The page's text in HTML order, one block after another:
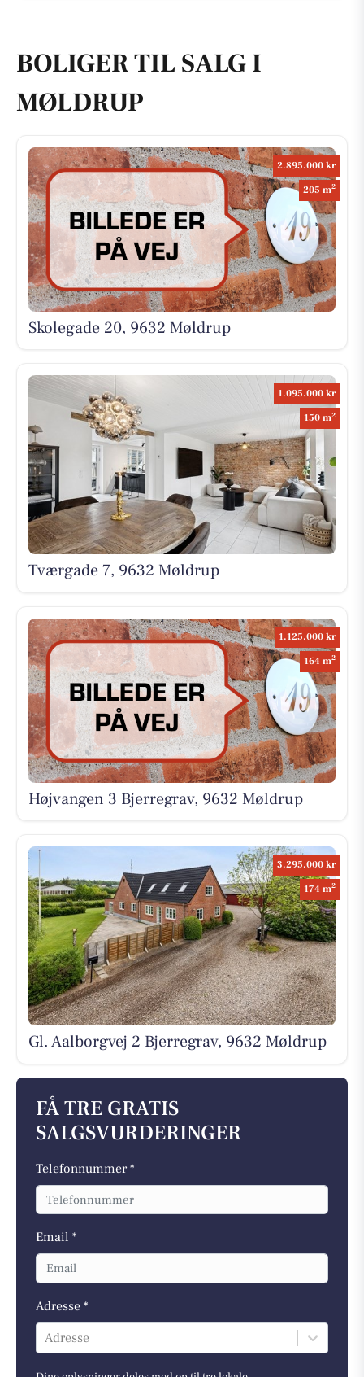
BOLIGER TIL SALG I
MØLDRUP
2.895.000 kr
205 m2
Skolegade 20, 9632 Møldrup
1.095.000 kr
150 m2
Tværgade 7, 9632 Møldrup
1.125.000 kr
164 m2
Højvangen 3 Bjerregrav, 9632 Møldrup
3.295.000 kr
174 m2
Gl. Aalborgvej 2 Bjerregrav, 9632 Møldrup
FÅ TRE GRATIS
SALGSVURDERINGER
Telefonnummer *
Email *
Adresse *
Adresse